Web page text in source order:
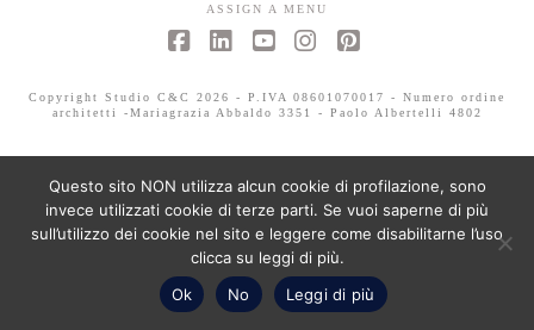
ASSIGN A MENU
Copyright Studio C&C 2026 - P.IVA 08601070017 - Numero ordine
architetti -Mariagrazia Abbaldo 3351 - Paolo Albertelli 4802
Questo sito NON utilizza alcun cookie di profilazione, sono
invece utilizzati cookie di terze parti. Se vuoi saperne di più
sull’utilizzo dei cookie nel sito e leggere come disabilitarne l’uso
clicca su leggi di più.
Ok
No Leggi di più